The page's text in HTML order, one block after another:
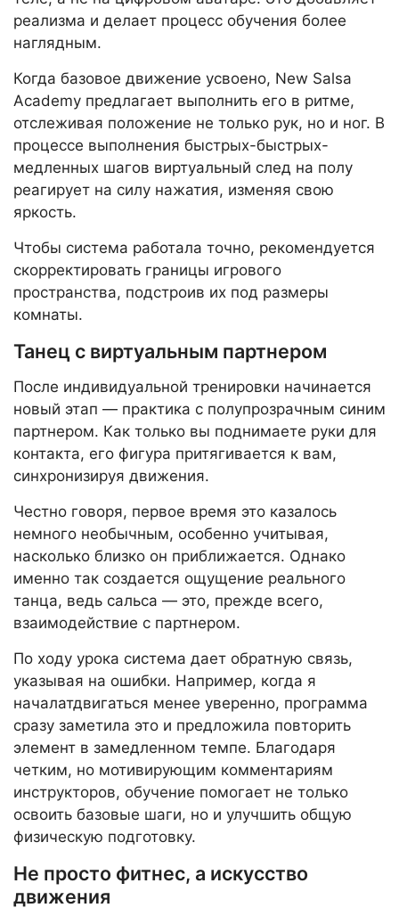
реализма и делает процесс обучения более
наглядным.
Когда базовое движение усвоено, New Salsa
Academy предлагает выполнить его в ритме,
отслеживая положение не только рук, но и ног. В
процессе выполнения быстрых-быстрых-
медленных шагов виртуальный след на полу
реагирует на силу нажатия, изменяя свою
яркость.
Чтобы система работала точно, рекомендуется
скорректировать границы игрового
пространства, подстроив их под размеры
комнаты.
Танец с виртуальным партнером
После индивидуальной тренировки начинается
новый этап — практика с полупрозрачным синим
партнером. Как только вы поднимаете руки для
контакта, его фигура притягивается к вам,
синхронизируя движения.
Честно говоря, первое время это казалось
немного необычным, особенно учитывая,
насколько близко он приближается. Однако
именно так создается ощущение реального
танца, ведь сальса — это, прежде всего,
взаимодействие с партнером.
По ходу урока система дает обратную связь,
указывая на ошибки. Например, когда я
началатдвигаться менее уверенно, программа
сразу заметила это и предложила повторить
элемент в замедленном темпе. Благодаря
четким, но мотивирующим комментариям
инструкторов, обучение помогает не только
освоить базовые шаги, но и улучшить общую
физическую подготовку.
Не просто фитнес, а искусство
движения